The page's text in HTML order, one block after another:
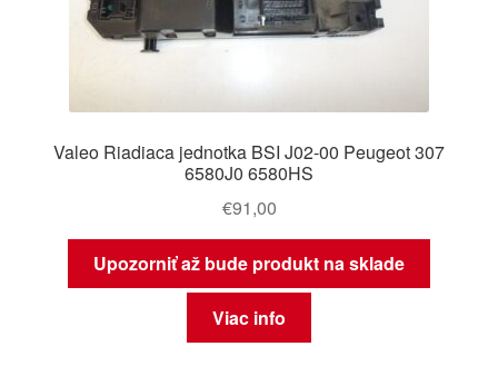
Valeo Riadiaca jednotka BSI J02-00 Peugeot 307
6580J0 6580HS
€91,00
Upozorniť až bude produkt na sklade
Viac info